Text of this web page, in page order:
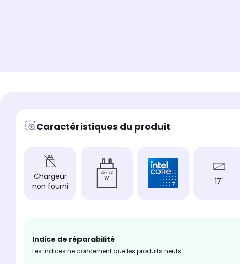
Caractéristiques du produit
Chargeur
non fourni
17"
Indice de réparabilité
Les indices ne concernent que les produits neufs.